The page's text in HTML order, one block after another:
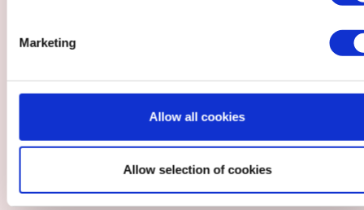
Marketing
Allow all cookies
Allow selection of cookies